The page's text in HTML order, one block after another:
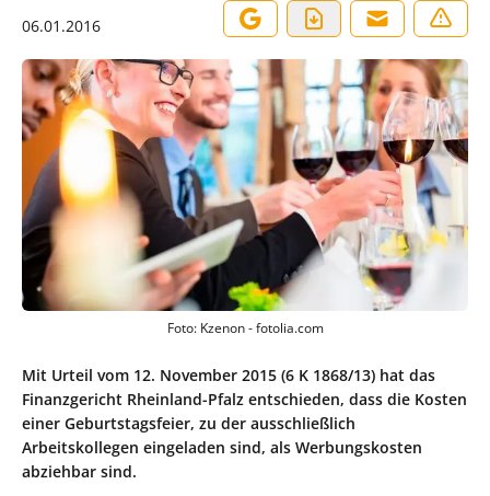
06.01.2016
Foto: Kzenon - fotolia.com
Mit Urteil vom 12. November 2015 (6 K 1868/13) hat das
Finanzgericht Rheinland-Pfalz entschieden, dass die Kosten
einer Geburtstagsfeier, zu der ausschließlich
Arbeitskollegen eingeladen sind, als Werbungskosten
abziehbar sind.